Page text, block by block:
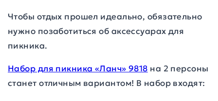
Чтобы отдых прошел идеально, обязательно
нужно позаботиться об аксессуарах для
пикника.
Набор для пикника «Ланч» 9818 на 2 персоны
станет отличным вариантом! В набор входят: